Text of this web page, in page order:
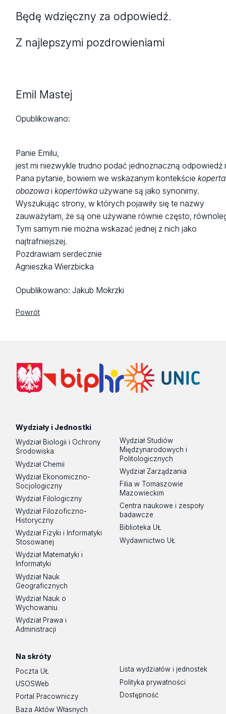
Będę wdzięczny za odpowiedź.
Z najlepszymi pozdrowieniami
Emil Mastej
Opublikowano:
Panie Emilu,
jest mi niezwykle trudno podać jednoznaczną odpowiedź
Pana pytanie, bowiem we wskazanym kontekściekoperta
obozowa ikopertówkaużywane są jako synonimy.
Wyszukując strony, w których pojawiły się te nazwy
zauważyłam, że są one używane równie często,
Tym samym nie można wskazać jednej z nich jako
najtrafniejszej.
Pozdrawiam serdecznie
Agnieszka Wierzbicka
Opublikowano:Jakub Mokrzki
Powrót
Wydziały i Jednostki
Wydział Biologii i Ochrony
Środowiska
Wydział Chemii
Wydział Ekonomiczno-
Socjologiczny
Wydział Filologiczny
Wydział Filozoficzno-
Historyczny
Wydział Fizyki i Informatyki
Stosowanej
Wydział Matematyki i
Informatyki
Wydział Nauk
Geograficznych
Wydział Nauk o
Wychowaniu
Wydział Prawa i
Administracji
Wydział Studiów
Międzynarodowych i
Politologicznych
Wydział Zarządzania
Filia w Tomaszowie
Mazowieckim
Centra naukowe i zespoły
badawcze
Biblioteka UŁ
Wydawnictwo UŁ
Na skróty
Poczta UŁ
USOSWeb
Portal Pracowniczy
Baza Aktów Własnych
Lista wydziałów i jednostek
Polityka prywatności
Dostępność